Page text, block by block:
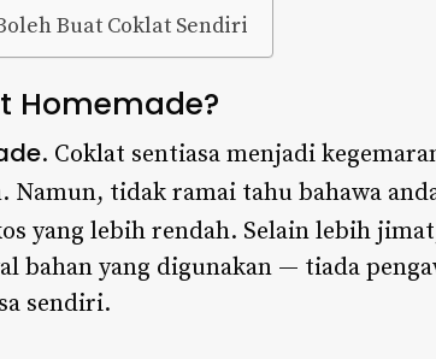
Buat Coklat Sendiri
Homemade?
. Coklat sentiasa menjadi
tidak ramai tahu bahawa
yang lebih rendah. Selain lebih
bahan yang digunakan — tiada
sendiri.